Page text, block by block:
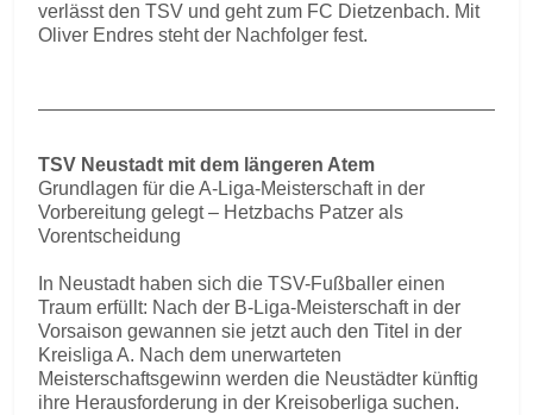
verlässt den TSV und geht zum FC Dietzenbach. Mit
Oliver Endres steht der Nachfolger fest.
TSV Neustadt mit dem längeren Atem
Grundlagen für die A-Liga-Meisterschaft in der
Vorbereitung gelegt – Hetzbachs Patzer als
Vorentscheidung
In Neustadt haben sich die TSV-Fußballer einen
Traum erfüllt: Nach der B-Liga-Meisterschaft in der
Vorsaison gewannen sie jetzt auch den Titel in der
Kreisliga A. Nach dem unerwarteten
Meisterschaftsgewinn werden die Neustädter künftig
ihre Herausforderung in der Kreisoberliga suchen.